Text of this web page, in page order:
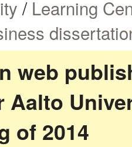
/ Learning
web
Aalto
of 2014